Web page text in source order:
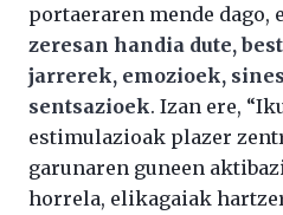
portaeraren mende dago,
zeresan handia dute,
jarrerek, emozioek,
sentsazioek. Izan ere,
estimulazioak plazer
garunaren guneen
horrela, elikagaiak